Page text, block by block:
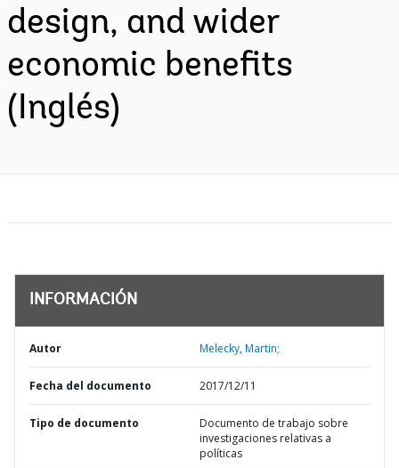
design, and wider
economic benefits
(Inglés)
INFORMACIÓN
Autor Melecky, Martin;
Fecha del documento 2017/12/11
Tipo de documento
Documento de trabajo sobre
investigaciones relativas a
políticas